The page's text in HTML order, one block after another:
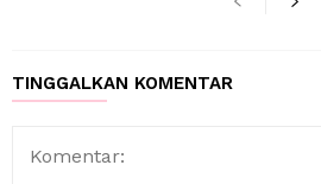
TINGGALKAN KOMENTAR